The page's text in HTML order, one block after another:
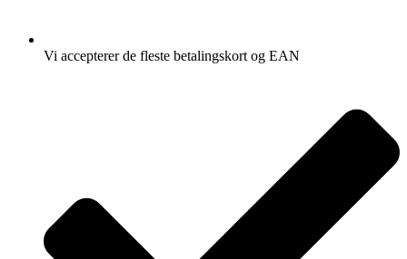
Vi accepterer de fleste betalingskort og EAN